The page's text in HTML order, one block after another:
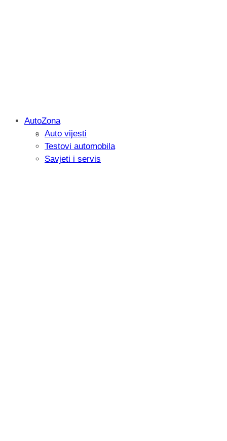
Savjetujemo: Što učiniti kada vaš
AutoZona
Auto vijesti
Testovi automobila
Savjeti i servis